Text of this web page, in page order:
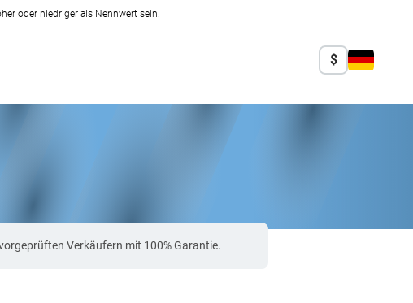
oder niedriger als Nennwert sein.
$
Verkäufern mit 100% Garantie.